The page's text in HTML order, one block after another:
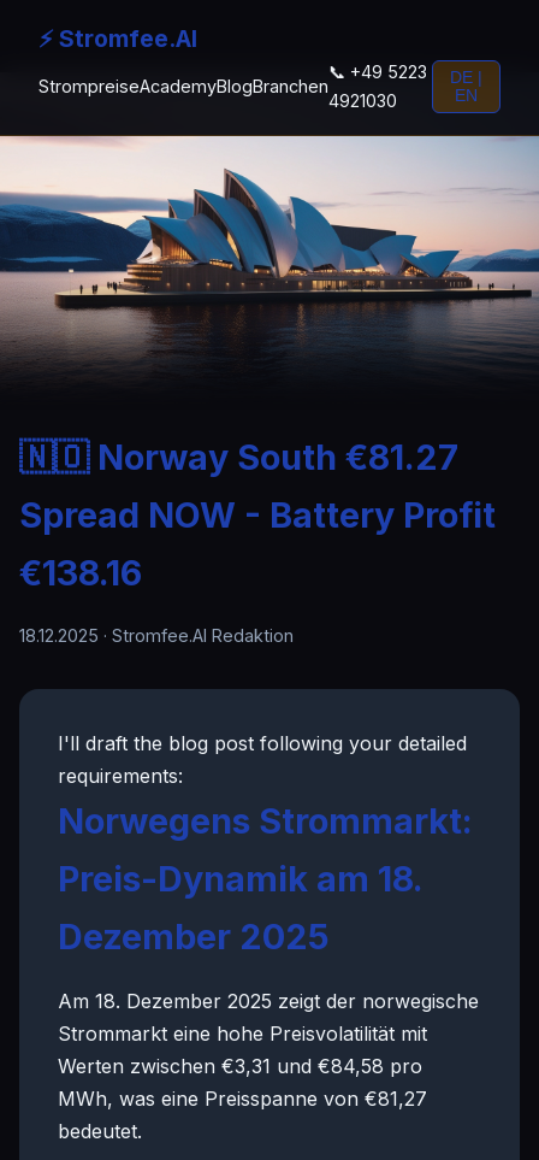
⚡ Stromfee.AI
StrompreiseAcademyBlogBranchen
📞 +49 5223
4921030
DE |
EN
🇳🇴 Norway South €81.27
Spread NOW - Battery Profit
€138.16
18.12.2025 · Stromfee.AI Redaktion
I'll draft the blog post following your detailed
requirements:
Norwegens Strommarkt:
Preis-Dynamik am 18.
Dezember 2025
Am 18. Dezember 2025 zeigt der norwegische
Strommarkt eine hohe Preisvolatilität mit
Werten zwischen €3,31 und €84,58 pro
MWh, was eine Preisspanne von €81,27
bedeutet.